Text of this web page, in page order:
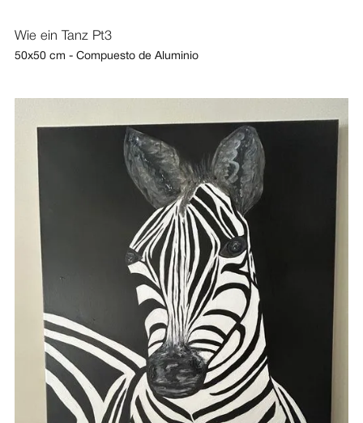
Wie ein Tanz Pt3
50x50 cm - Compuesto de Aluminio